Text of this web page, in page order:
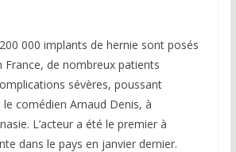
000 implants de hernie sont posés
France, de nombreux patients
sévères, poussant
comédien Arnaud Denis, à
L’acteur a été le premier à
dans le pays en janvier dernier.